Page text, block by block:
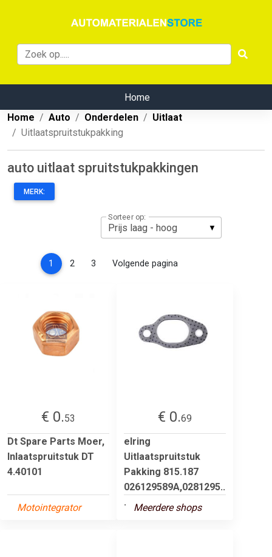
Home
Home
Auto Onderdelen
Uitlaat
Uitlaatspruitstukpakking
auto uitlaat spruitstukpakkingen
MERK:
Sorteer op:
1 (current)
2 3 Volgende pagina
€ 0.53
Dt Spare Parts Moer,
Inlaatspruitstuk DT
4.40101
Motointegrator
€ 0.69
elring
Uitlaatspruitstuk
Pakking 815.187
026129589A,0281295..
.
Meerdere shops